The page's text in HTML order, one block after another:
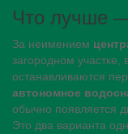
Что лучше
За неимением
загородном участке,
останавливаются
автономное
обычно появляется
Это два варианта